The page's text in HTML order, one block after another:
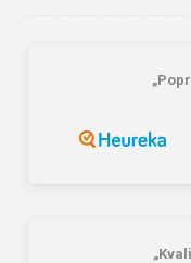
CXS Opasek NAVAH, černý,
125cm, textilní, spona s
175,00 Kč